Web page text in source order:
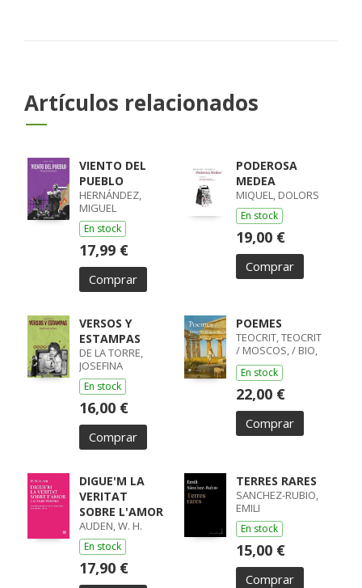
Artículos relacionados
VIENTO DEL
PUEBLO
HERNÁNDEZ,
MIGUEL
En stock
17,99 €
Comprar
PODEROSA
MEDEA
MIQUEL, DOLORS
En stock
19,00 €
Comprar
VERSOS Y
ESTAMPAS
DE LA TORRE,
JOSEFINA
En stock
16,00 €
Comprar
POEMES
TEOCRIT, TEOCRIT
/ MOSCOS, / BIO,
BIO
En stock
22,00 €
Comprar
DIGUE'M LA
VERITAT
SOBRE L'AMOR
AUDEN, W. H.
En stock
17,90 €
TERRES RARES
SANCHEZ-RUBIO,
EMILI
En stock
15,00 €
Comprar